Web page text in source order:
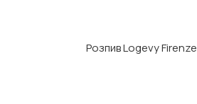
Розпив Logevy Firenze